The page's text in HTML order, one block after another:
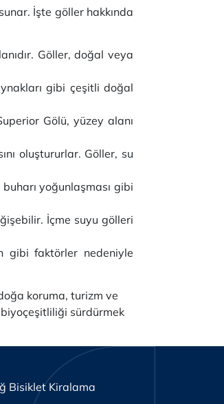
İşte göller hakkında
Göller, doğal veya
gibi çeşitli doğal
Gölü, yüzey alanı
oluştururlar. Göller, su
yoğunlaşması gibi
İçme suyu gölleri
gibi faktörler nedeniyle
koruma, turizm ve
sürdürmek
Bisiklet Kiralama